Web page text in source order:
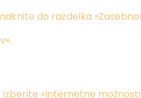
do razdelka
»Internetne